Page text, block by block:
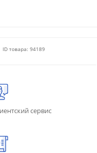
товара: 94189
сервис